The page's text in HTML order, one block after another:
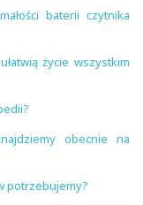
baterii czytnika
życie wszystkim
obecnie na
potrzebujemy?